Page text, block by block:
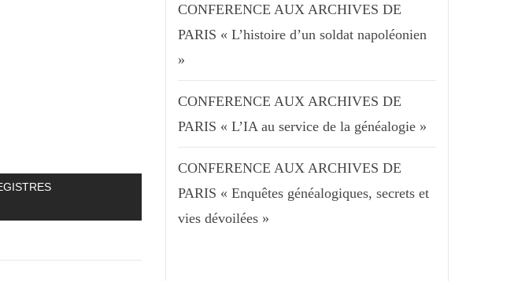
CONFERENCE AUX ARCHIVES DE
PARIS « L’histoire d’un soldat napoléonien
»
CONFERENCE AUX ARCHIVES DE
PARIS « L’IA au service de la généalogie »
CONFERENCE AUX ARCHIVES DE
PARIS « Enquêtes généalogiques, secrets et
vies dévoilées »